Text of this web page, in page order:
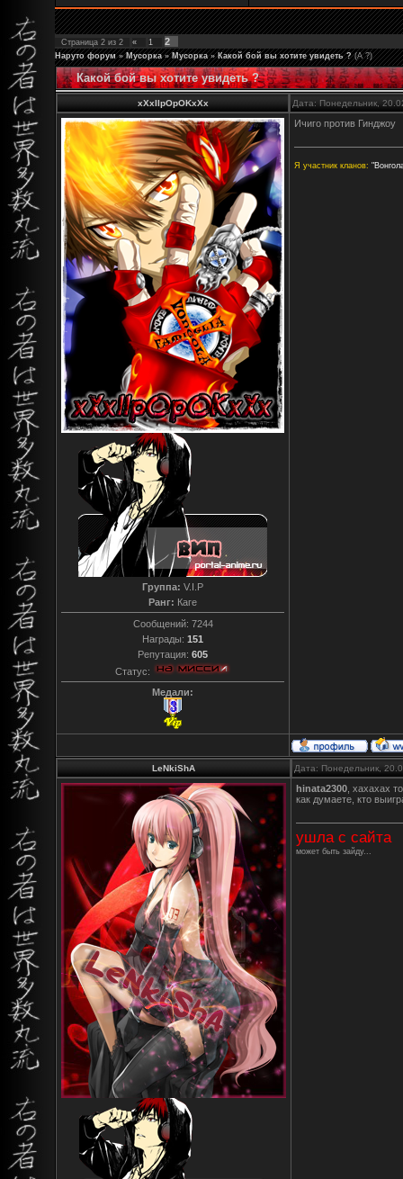
Страница 2 из 2 « 1 2
Наруто форум » Мусорка » Мусорка » Какой бой вы хотите увидеть ? (А ?)
Какой бой вы хотите увидеть ?
xXxIIpOpOKxXx Дата: Понедельник,
Группа: V.I.P
Ранг: Каге
Сообщений: 7244
Награды: 151
Репутация: 605
Статус:
Медали:
Ичиго против Гинджоу
Я участник кланов:
LeNkiShA Дата: Понедельник,
hinata2300 , хахахах
как думаете, кто
ушла с сайта
может быть зайду...